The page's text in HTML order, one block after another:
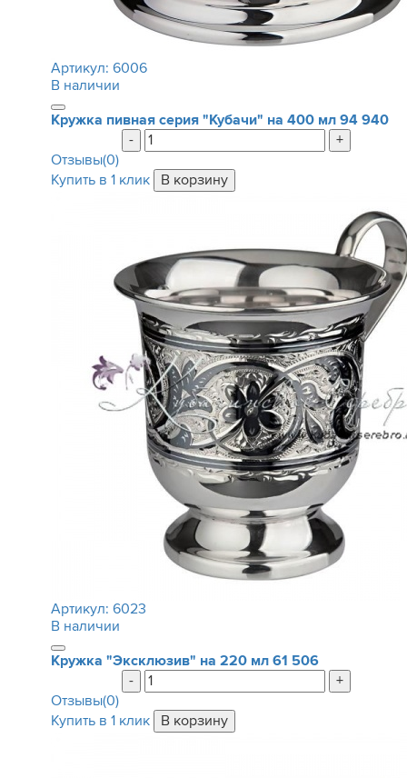
Артикул: 6006
В наличии
Кружка пивная серия "Кубачи" на 400 мл 94 940
-
+
Отзывы(0)
Купить в 1 клик
Артикул: 6023
В наличии
Кружка "Эксклюзив" на 220 мл 61 506
-
+
Отзывы(0)
Купить в 1 клик